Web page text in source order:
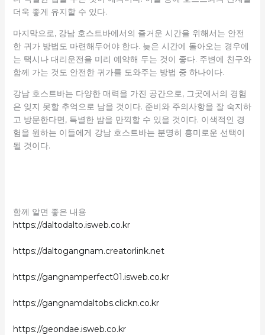
더욱 좋게 유지할 수 있다.
마지막으로, 강남 호스트바에서의 즐거운 시간을 위해서는 안전
한 귀가 방법도 마련해두어야 한다. 늦은 시간에 돌아오는 경우에
는 택시나 대리운전을 미리 예약해 두는 것이 좋다. 주변에 친구와
함께 가는 것도 안전한 귀가를 도와주는 방법 중 하나이다.
강남 호스트바는 다양한 매력을 가진 공간으로, 그곳에서의 경험
은 잊지 못할 추억으로 남을 것이다. 준비와 주의사항을 잘 숙지하
고 방문한다면, 특별한 밤을 만끽할 수 있을 것이다. 이색적인 경
험을 원하는 이들에게 강남 호스트바는 분명히 흥미로운 선택이
될 것이다.
함께 알면 좋은 내용
https://daltodalto.isweb.co.kr
https://daltogangnam.creatorlink.net
https://gangnamperfect01.isweb.co.kr
https://gangnamdaltobs.clickn.co.kr
https://geondae.isweb.co.kr